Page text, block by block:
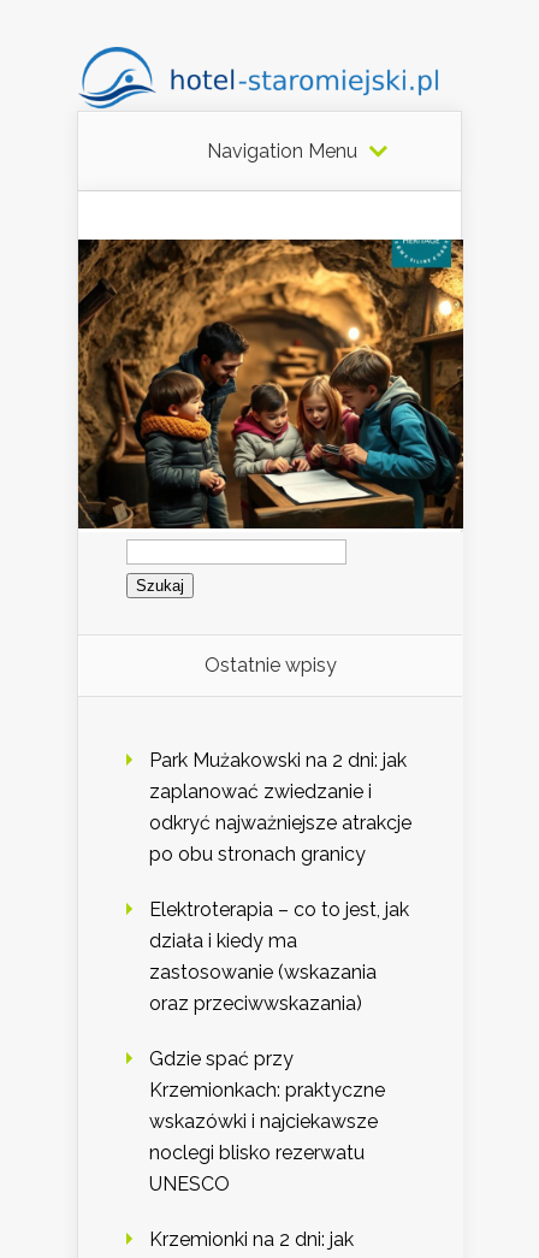
Navigation Menu
Szukaj:
Ostatnie wpisy
Park Mużakowski na 2 dni: jak
zaplanować zwiedzanie i
odkryć najważniejsze atrakcje
po obu stronach granicy
Elektroterapia – co to jest, jak
działa i kiedy ma
zastosowanie (wskazania
oraz przeciwwskazania)
Gdzie spać przy
Krzemionkach: praktyczne
wskazówki i najciekawsze
noclegi blisko rezerwatu
UNESCO
Krzemionki na 2 dni: jak